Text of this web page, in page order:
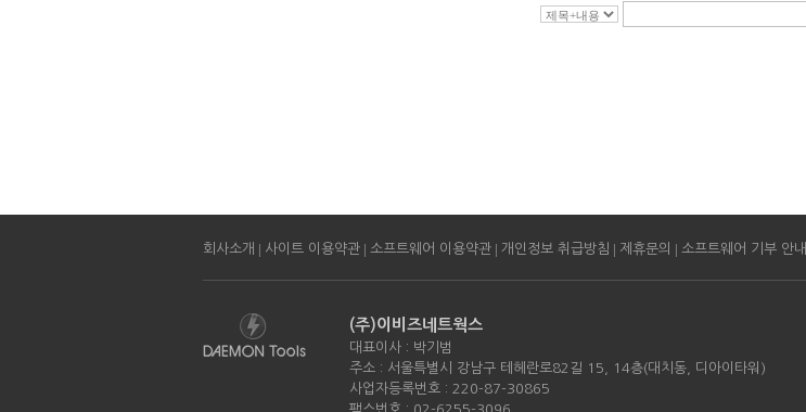
회사소개 | 사이트 이용약관 | 소프트웨어 이용약관 | 개인정보 취급방침 | 제휴문의 | 소프트웨어 기부 안내
(주)이비즈네트웍스
대표이사 : 박기범
주소 : 서울특별시 강남구 테헤란로82길 15, 14층(대치동, 디아이타워)
사업자등록번호 : 220-87-30865